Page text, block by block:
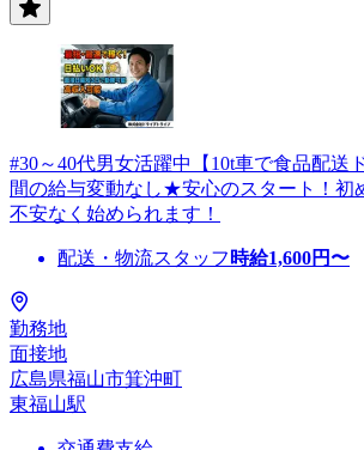
#30～40代男女活躍中【10t車で食品配送
間の給与変動なし★安心のスタート！初
不安なく始められます！
配送・物流スタッフ 時給1,600円〜
勤務地
面接地
広島県福山市箕沖町
東福山駅